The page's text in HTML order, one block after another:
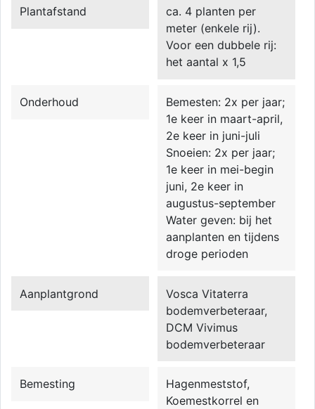
Plantafstand
ca. 4 planten per
meter (enkele rij).
Voor een dubbele rij:
het aantal x 1,5
Onderhoud
Bemesten: 2x per jaar;
1e keer in maart-april,
2e keer in juni-juli
Snoeien: 2x per jaar;
1e keer in mei-begin
juni, 2e keer in
augustus-september
Water geven: bij het
aanplanten en tijdens
droge perioden
Aanplantgrond
Vosca Vitaterra
bodemverbeteraar,
DCM Vivimus
bodemverbeteraar
Bemesting
Hagenmeststof,
Koemestkorrel en